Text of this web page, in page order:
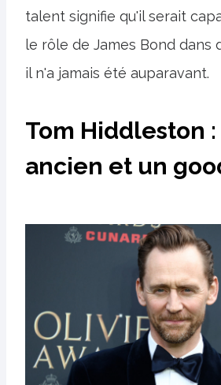
talent signifie qu'il serait
le rôle de James Bond dans
il n'a jamais été auparavant.
Tom Hiddleston :
ancien et un